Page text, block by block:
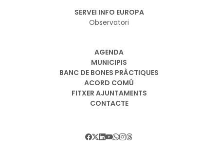
SERVEI INFO EUROPA
Observatori
AGENDA
MUNICIPIS
BANC DE BONES PRÀCTIQUES
ACORD COMÚ
FITXER AJUNTAMENTS
CONTACTE